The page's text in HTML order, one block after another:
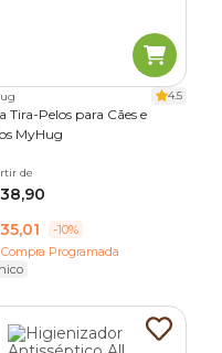
4.5
Tira-Pelos para Cães e
MyHug
de
-10%
Compra Programada